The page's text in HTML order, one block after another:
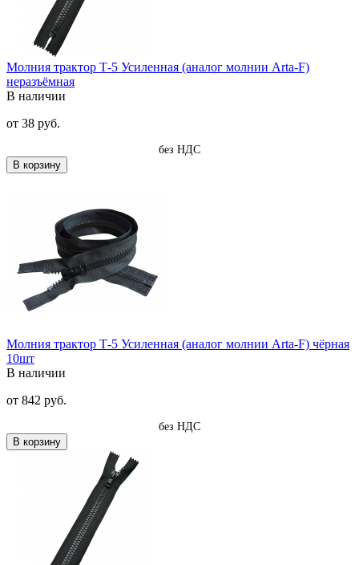
Молния трактор Т-5 Усиленная (аналог молнии Arta-F)
неразъёмная
В наличии
от 38 руб.
без НДС
В корзину
Молния трактор Т-5 Усиленная (аналог молнии Arta-F) чёрная
10шт
В наличии
от 842 руб.
без НДС
В корзину